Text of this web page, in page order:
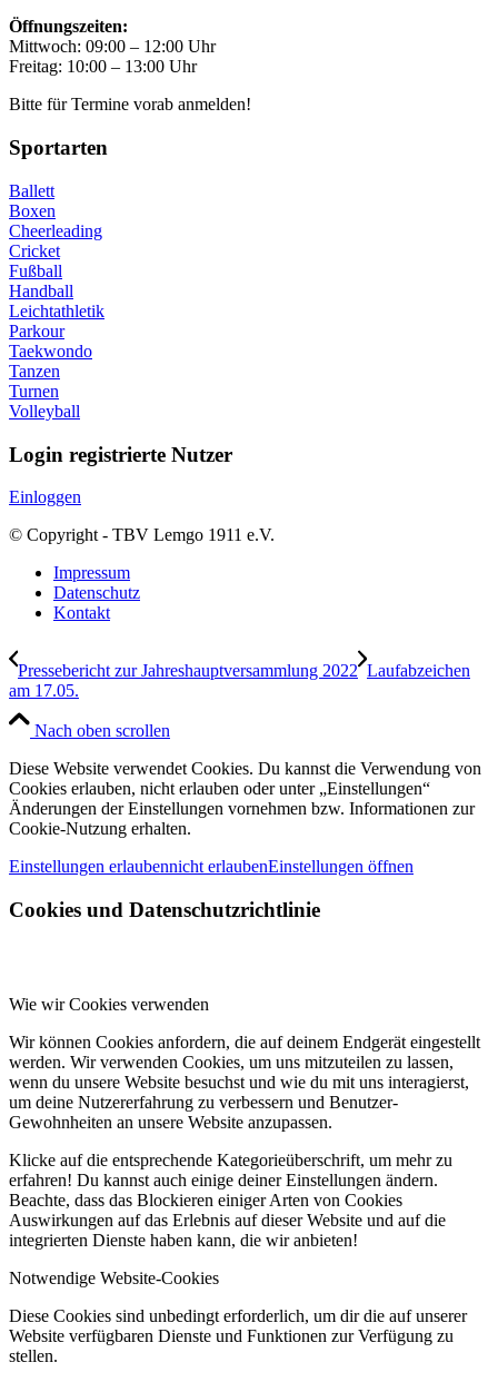
Öffnungszeiten:
Mittwoch: 09:00 – 12:00 Uhr
Freitag: 10:00 – 13:00 Uhr
Bitte für Termine vorab anmelden!
Sportarten
Ballett
Boxen
Cheerleading
Cricket
Fußball
Handball
Leichtathletik
Parkour
Taekwondo
Tanzen
Turnen
Volleyball
Login registrierte Nutzer
Einloggen
© Copyright - TBV Lemgo 1911 e.V.
Impressum
Datenschutz
Kontakt
Pressebericht zur Jahreshauptversammlung 2022 Laufabzeichen
am 17.05.
Nach oben scrollen
Diese Website verwendet Cookies. Du kannst die Verwendung von
Cookies erlauben, nicht erlauben oder unter „Einstellungen“
Änderungen der Einstellungen vornehmen bzw. Informationen zur
Cookie-Nutzung erhalten.
Einstellungen erlaubennicht erlaubenEinstellungen öffnen
Cookies und Datenschutzrichtlinie
Wie wir Cookies verwenden
Wir können Cookies anfordern, die auf deinem Endgerät eingestellt
werden. Wir verwenden Cookies, um uns mitzuteilen zu lassen,
wenn du unsere Website besuchst und wie du mit uns interagierst,
um deine Nutzererfahrung zu verbessern und Benutzer-
Gewohnheiten an unsere Website anzupassen.
Klicke auf die entsprechende Kategorieüberschrift, um mehr zu
erfahren! Du kannst auch einige deiner Einstellungen ändern.
Beachte, dass das Blockieren einiger Arten von Cookies
Auswirkungen auf das Erlebnis auf dieser Website und auf die
integrierten Dienste haben kann, die wir anbieten!
Notwendige Website-Cookies
Diese Cookies sind unbedingt erforderlich, um dir die auf unserer
Website verfügbaren Dienste und Funktionen zur Verfügung zu
stellen.